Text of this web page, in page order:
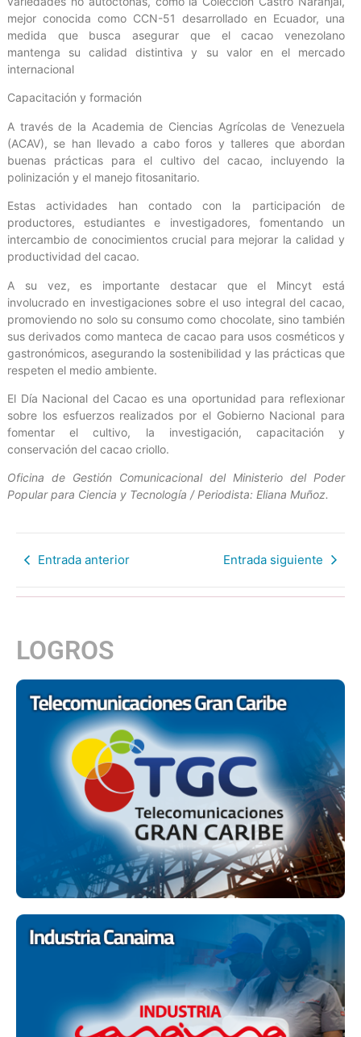
mejor conocida como CCN-51 desarrollado en Ecuador, una
medida que busca asegurar que el cacao venezolano
mantenga su calidad distintiva y su valor en el mercado
internacional
Capacitación y formación
A través de la Academia de Ciencias Agrícolas de Venezuela
(ACAV), se han llevado a cabo foros y talleres que abordan
buenas prácticas para el cultivo del cacao, incluyendo la
polinización y el manejo fitosanitario.
Estas actividades han contado con la participación de
productores, estudiantes e investigadores, fomentando un
intercambio de conocimientos crucial para mejorar la calidad y
productividad del cacao.
A su vez, es importante destacar que el Mincyt está
involucrado en investigaciones sobre el uso integral del cacao,
promoviendo no solo su consumo como chocolate, sino también
sus derivados como manteca de cacao para usos cosméticos y
gastronómicos, asegurando la sostenibilidad y las prácticas que
respeten el medio ambiente.
El Día Nacional del Cacao es una oportunidad para reflexionar
sobre los esfuerzos realizados por el Gobierno Nacional para
fomentar el cultivo, la investigación, capacitación y
conservación del cacao criollo.
Oficina de Gestión Comunicacional del Ministerio del Poder
Popular para Ciencia y Tecnología / Periodista: Eliana Muñoz.
Entrada anterior Entrada siguiente
LOGROS